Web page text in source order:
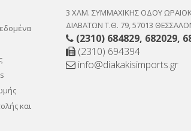
και
3 ΧΛΜ. ΣΥΜΜΑΧΙΚΗΣ ΟΔΟΥ
ΔΙΑΒΑΤΩΝ Τ.Θ. 79, 57013
(2310) 684829, 682029,
(2310) 694394
info@diakakisimports.gr